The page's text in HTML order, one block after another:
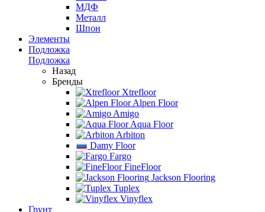
МДФ
Металл
Шпон
Элементы
Подложка
Подложка
Назад
Бренды
Xtrefloor
Alpen Floor
Amigo
Aqua Floor
Arbiton
Damy Floor
Fargo
FineFloor
Jackson Flooring
Tuplex
Vinyflex
Грунт